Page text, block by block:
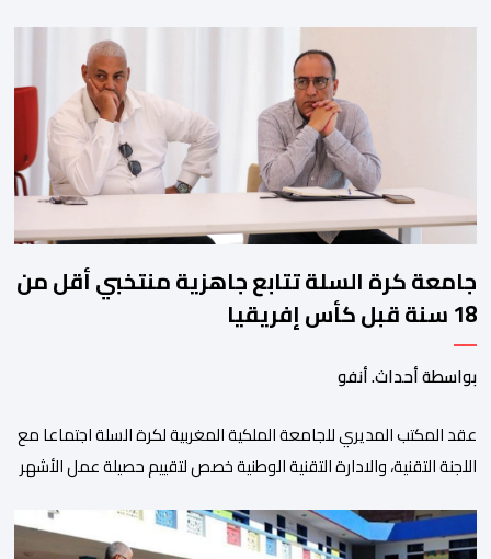
ولم تخل هذه الدورة من مؤشرات إيجابية على مستوى تنوعالمشاركة،
وتبرز هذه الأرقام الحجم الكبير الذي باتت تعرفه تظاهرةالتبوريدة
ومن المرتقب أن تعرف فعاليات الموسم إقبالا جماهيريا
واسعا،في ظل الشغف الكبير الذي يحظى به فن التبوريدة، باعتبارهأحد
جامعة كرة السلة تتابع جاهزية منتخبي أقل من
18 سنة قبل كأس إفريقيا
بواسطة أحداث. أنفو
عقد المكتب المديري للجامعة الملكية المغربية لكرة السلة اجتماعا مع
اللجنة التقنية، والادارة التقنية الوطنية خصص لتقييم حصيلة عمل الأشهر
المنتخبات الوطنية خلال الفترة الأخيرة. وشهد الاجتماع تقديم عرض